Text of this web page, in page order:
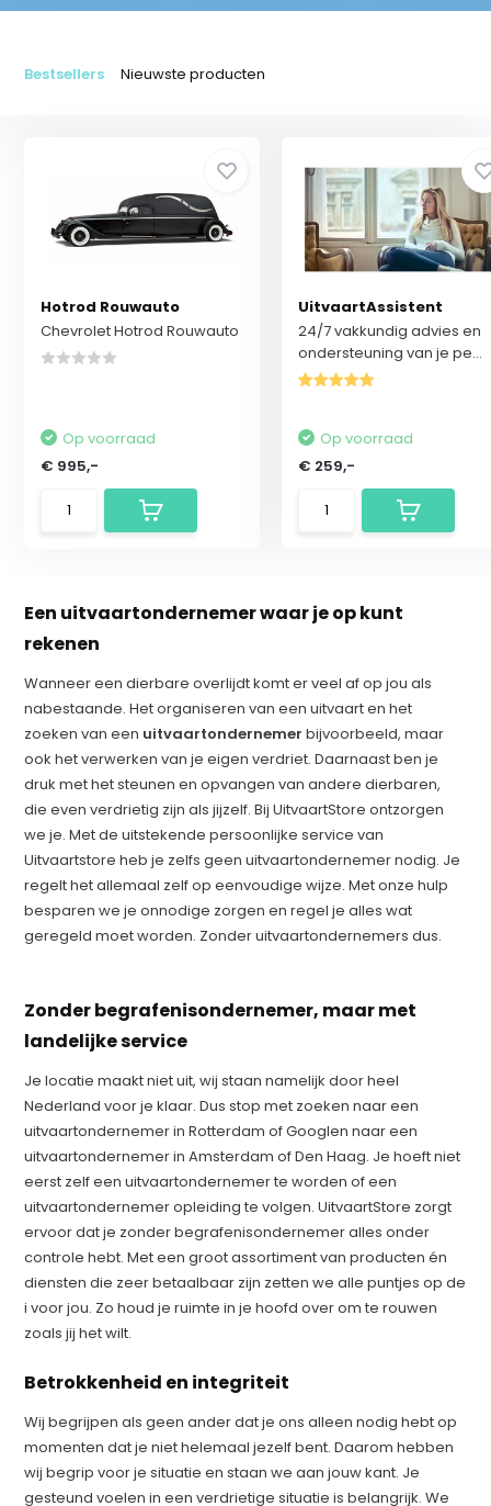
Bestsellers Nieuwste producten
Hotrod Rouwauto
Chevrolet Hotrod Rouwauto
Op voorraad
€ 995,-
UitvaartAssistent
24/7 vakkundig advies en
ondersteuning van je pe...
Op voorraad
€ 259,-
Een uitvaartondernemer waar je op kunt
rekenen
Wanneer een dierbare overlijdt komt er veel af op jou als
nabestaande. Het organiseren van een uitvaart en het
zoeken van een uitvaartondernemer bijvoorbeeld, maar
ook het verwerken van je eigen verdriet. Daarnaast ben je
druk met het steunen en opvangen van andere dierbaren,
die even verdrietig zijn als jijzelf. Bij UitvaartStore ontzorgen
we je. Met de uitstekende persoonlijke service van
Uitvaartstore heb je zelfs geen uitvaartondernemer nodig. Je
regelt het allemaal zelf op eenvoudige wijze. Met onze hulp
besparen we je onnodige zorgen en regel je alles wat
geregeld moet worden. Zonder uitvaartondernemers dus.
Zonder begrafenisondernemer, maar met
landelijke service
Je locatie maakt niet uit, wij staan namelijk door heel
Nederland voor je klaar. Dus stop met zoeken naar een
uitvaartondernemer in Rotterdam of Googlen naar een
uitvaartondernemer in Amsterdam of Den Haag. Je hoeft niet
eerst zelf een uitvaartondernemer te worden of een
uitvaartondernemer opleiding te volgen. UitvaartStore zorgt
ervoor dat je zonder begrafenisondernemer alles onder
controle hebt. Met een groot assortiment van producten én
diensten die zeer betaalbaar zijn zetten we alle puntjes op de
i voor jou. Zo houd je ruimte in je hoofd over om te rouwen
zoals jij het wilt.
Betrokkenheid en integriteit
Wij begrijpen als geen ander dat je ons alleen nodig hebt op
momenten dat je niet helemaal jezelf bent. Daarom hebben
wij begrip voor je situatie en staan we aan jouw kant. Je
gesteund voelen in een verdrietige situatie is belangrijk. We